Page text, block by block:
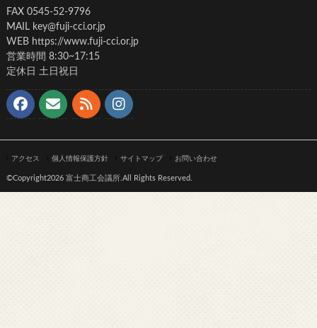
FAX 0545-52-9796
MAIL key@fuji-cci.or.jp
WEB https://www.fuji-cci.or.jp
営業時間 8:30~17:15
定休日 土日祝日
アクセス 個人情報保護方針 サイトマップ お問い合わせ
©Copyright2026 富士商工会議所.All Rights Reserved.